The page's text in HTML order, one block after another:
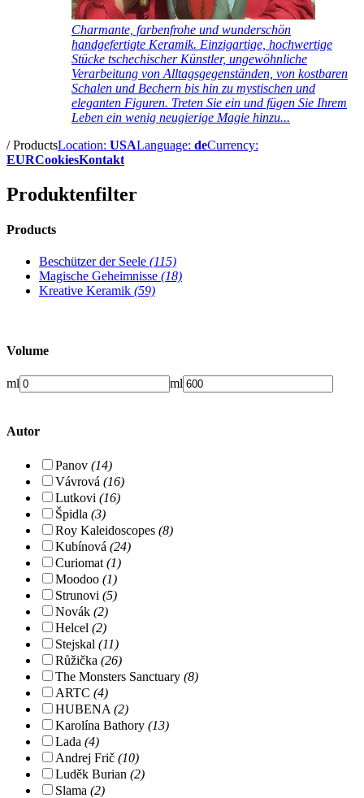
Charmante, farbenfrohe und wunderschön
handgefertigte Keramik. Einzigartige, hochwertige
Stücke tschechischer Künstler, ungewöhnliche
Verarbeitung von Alltagsgegenständen, von kostbaren
Schalen und Bechern bis hin zu mystischen und
eleganten Figuren. Treten Sie ein und fügen Sie Ihrem
Leben ein wenig neugierige Magie hinzu...
/ProductsLocation: USALanguage: deCurrency:
EURCookiesKontakt
Produktenfilter
Products
Beschützer der Seele (115)
Magische Geheimnisse (18)
Kreative Keramik (59)
Volume
ml ml
Autor
Panov (14)
Vávrová (16)
Lutkovi (16)
Špidla (3)
Roy Kaleidoscopes (8)
Kubínová (24)
Curiomat (1)
Moodoo (1)
Strunovi (5)
Novák (2)
Helcel (2)
Stejskal (11)
Růžička (26)
The Monsters Sanctuary (8)
ARTC (4)
HUBENA (2)
Karolína Bathory (13)
Lada (4)
Andrej Frič (10)
Luděk Burian (2)
Slama (2)